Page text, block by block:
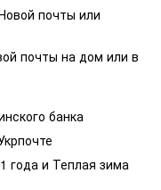
почты или
почты на дом или в
банка
года и Теплая зима